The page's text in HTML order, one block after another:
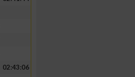
02:43:06